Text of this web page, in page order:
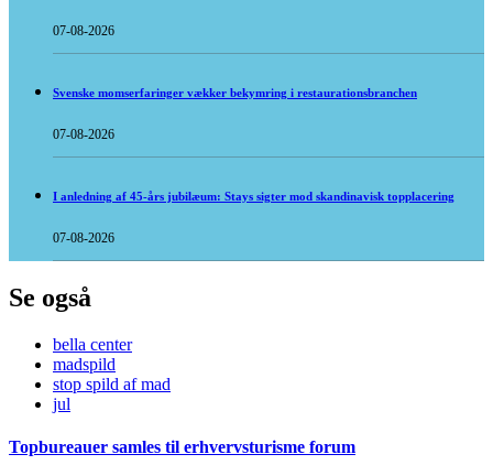
07-08-2026
Svenske momserfaringer vækker bekymring i restaurationsbranchen
07-08-2026
I anledning af 45-års jubilæum: Stays sigter mod skandinavisk topplacering
07-08-2026
Se også
bella center
madspild
stop spild af mad
jul
Topbureauer samles til erhvervsturisme forum